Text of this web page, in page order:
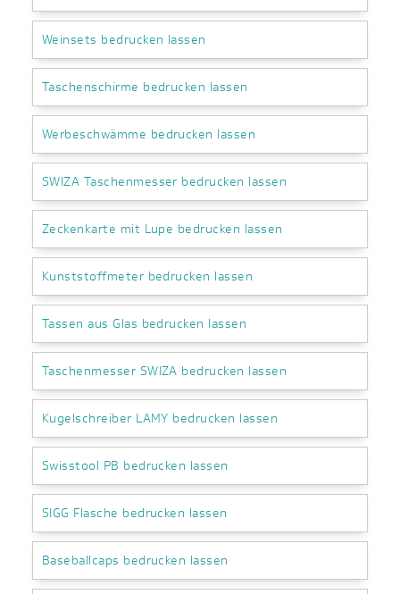
Weinsets bedrucken lassen
Taschenschirme bedrucken lassen
Werbeschwämme bedrucken lassen
SWIZA Taschenmesser bedrucken lassen
Zeckenkarte mit Lupe bedrucken lassen
Kunststoffmeter bedrucken lassen
Tassen aus Glas bedrucken lassen
Taschenmesser SWIZA bedrucken lassen
Kugelschreiber LAMY bedrucken lassen
Swisstool PB bedrucken lassen
SIGG Flasche bedrucken lassen
Baseballcaps bedrucken lassen